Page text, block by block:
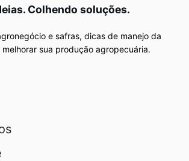
Colhendo soluções.
e safras, dicas de manejo da
sua produção agropecuária.